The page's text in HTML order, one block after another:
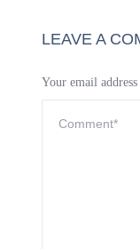
LEAVE A
Your email